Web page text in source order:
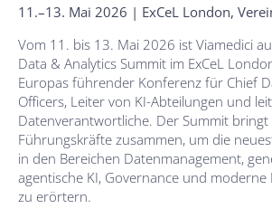
11.–13. Mai 2026 | ExCeL London,
Vom 11. bis 13. Mai 2026 ist Viamedici
Data & Analytics Summit im ExCeL
Europas führender Konferenz für Chief
Officers, Leiter von KI-Abteilungen und
Datenverantwortliche. Der Summit
Führungskräfte zusammen, um die
in den Bereichen Datenmanagement,
agentische KI, Governance und
zu erörtern.